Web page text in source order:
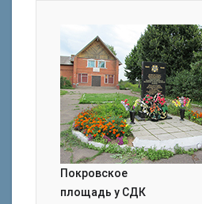
Покровское
площадь у СДК